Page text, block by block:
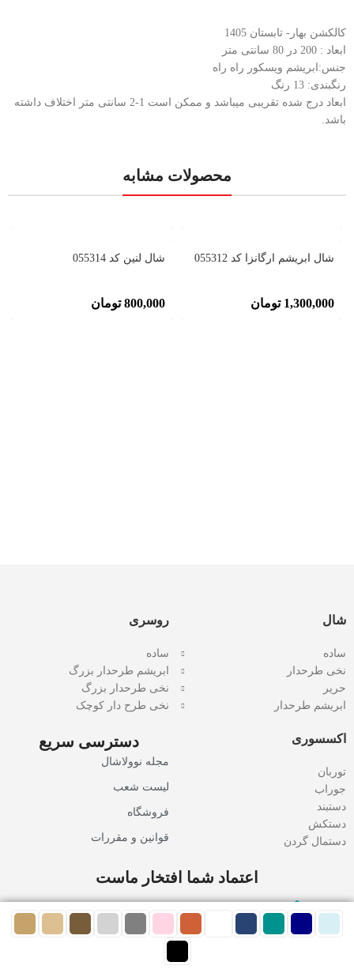
کالکشن بهار- تابستان 1405
ابعاد : 200 در 80 سانتی متر
جنس:ابریشم ویسکور راه راه
رنگبندی: 13 رنگ
ابعاد درج شده تقریبی میباشد و ممکن است 1-2 سانتی متر اختلاف داشته
باشد.
محصولات مشابه
شال ابریشم ارگانزا کد 055312
1,300,000 تومان
شال لنین کد 055314
800,000 تومان
شال
ساده
نخی طرحدار
حریر
ابریشم طرحدار
روسری
ساده
ابریشم طرحدار بزرگ
نخی طرحدار بزرگ
نخی طرح دار کوچک
اکسسوری
توربان
جوراب
دستبند
دستکش
دستمال گردن
دسترسی سریع
مجله نوولاشال
لیست شعب
فروشگاه
قوانین و مقررات
اعتماد شما افتخار ماست